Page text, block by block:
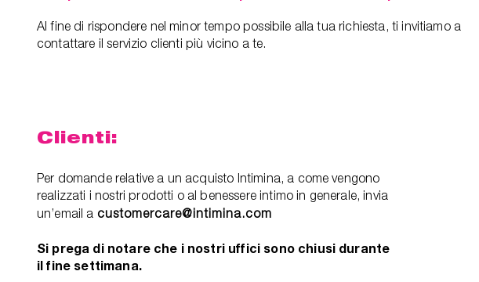
Al fine di rispondere nel minor tempo possibile alla tua richiesta, ti invitiamo a
contattare il servizio clienti più vicino a te.
Clienti:
Per domande relative a un acquisto Intimina, a come vengono
realizzati i nostri prodotti o al benessere intimo in generale, invia
un’email a customercare@intimina.com
Si prega di notare che i nostri uffici sono chiusi durante
il fine settimana.